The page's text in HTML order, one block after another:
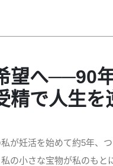
望へ──90
精で人生を
私が妊活を始めて約5年、
の小さな宝物が私のもと